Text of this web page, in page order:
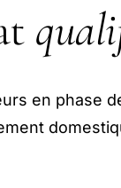
en phase